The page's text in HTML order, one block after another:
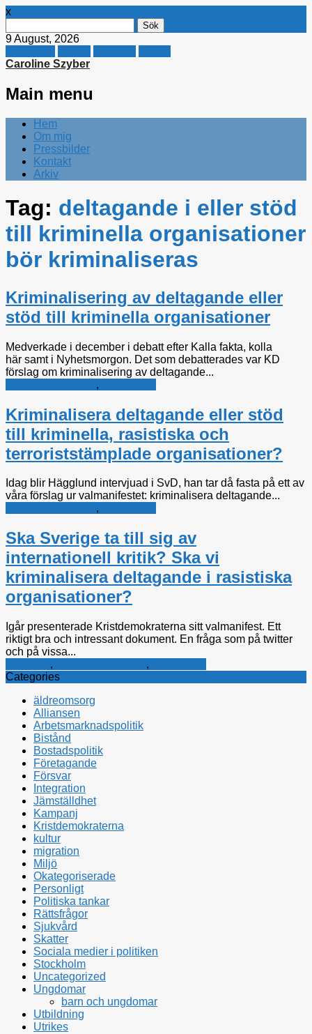
x
efter:
9 August, 2026
Caroline Szyber
Main menu
Skip
content
Hem
Om mig
Pressbilder
Kontakt
Arkiv
Tag: deltagande i eller stöd
till kriminella organisationer
bör kriminaliseras
Kriminalisering av deltagande eller
stöd till kriminella organisationer
Medverkade i december i debatt efter Kalla fakta, kolla
här samt i Nyhetsmorgon. Det som debatterades var KD
förslag om kriminalisering av deltagande...
,
Kriminalisera deltagande eller stöd
till kriminella, rasistiska och
terroriststämplade organisationer?
Idag blir Hägglund intervjuad i SvD, han tar då fasta på ett av
våra förslag ur valmanifestet: kriminalisera deltagande...
,
Ska Sverige ta till sig av
internationell kritik? Ska vi
kriminalisera deltagande i rasistiska
organisationer?
Igår presenterade Kristdemokraterna sitt valmanifest. Ett
riktigt bra och intressant dokument. En fråga som på twitter
och på vissa...
, ,
Categories
äldreomsorg
Alliansen
Arbetsmarknadspolitik
Bistånd
Bostadspolitik
Företagande
Försvar
Integration
Jämställdhet
Kampanj
Kristdemokraterna
kultur
migration
Miljö
Okategoriserade
Personligt
Politiska tankar
Rättsfrågor
Sjukvård
Skatter
Sociala medier i politiken
Stockholm
Uncategorized
Ungdomar
barn och ungdomar
Utbildning
Utrikes